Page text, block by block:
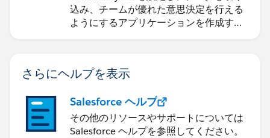
込み、チームが優れた意思決定を行える
ようにするアプリケーションを作成する
さらにヘルプを表示
Salesforce ヘルプ
その他のリソースやサポートについては
Salesforce ヘルプを参照してください。